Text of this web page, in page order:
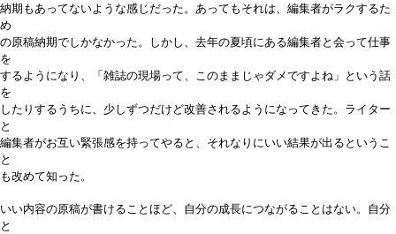
納期もあってないような感じだった。あってもそれは、編集者がラクするた
め
の原稿納期でしかなかった。しかし、去年の夏頃にある編集者と会って仕事
を
するようになり、「雑誌の現場って、このままじゃダメですよね」という話
を
したりするうちに、少しずつだけど改善されるようになってきた。ライター
と
編集者がお互い緊張感を持ってやると、それなりにいい結果が出るというこ
と
も改めて知った。
いい内容の原稿が書けることほど、自分の成長につながることはない。自分
と